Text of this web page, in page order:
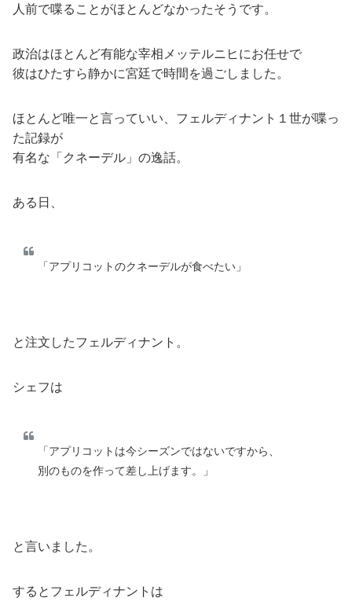
人前で喋ることがほとんどなかったそうです。
政治はほとんど有能な宰相メッテルニヒにお任せで
彼はひたすら静かに宮廷で時間を過ごしました。
ほとんど唯一と言っていい、フェルディナント１世が喋っ
た記録が
有名な「クネーデル」の逸話。
ある日、
「アプリコットのクネーデルが食べたい」
と注文したフェルディナント。
シェフは
「アプリコットは今シーズンではないですから、
別のものを作って差し上げます。」
と言いました。
するとフェルディナントは